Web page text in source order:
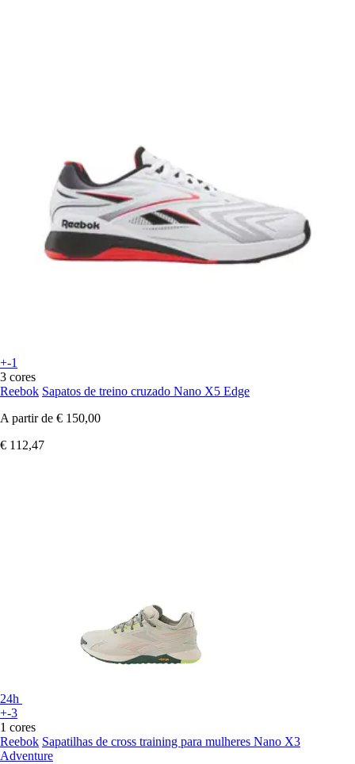
+-1
3 cores
Reebok Sapatos de treino cruzado Nano X5 Edge
A partir de € 150,00
€ 112,47
24h
+-3
1 cores
Reebok Sapatilhas de cross training para mulheres Nano X3
Adventure